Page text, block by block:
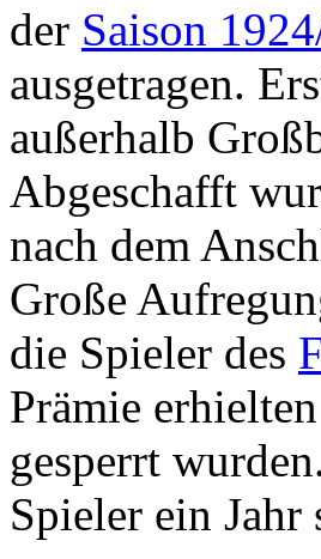
der Saison
ausgetragen.
außerhalb
Abgeschafft
nach dem
Große
die Spieler des
Prämie
gesperrt
Spieler ein Jahr